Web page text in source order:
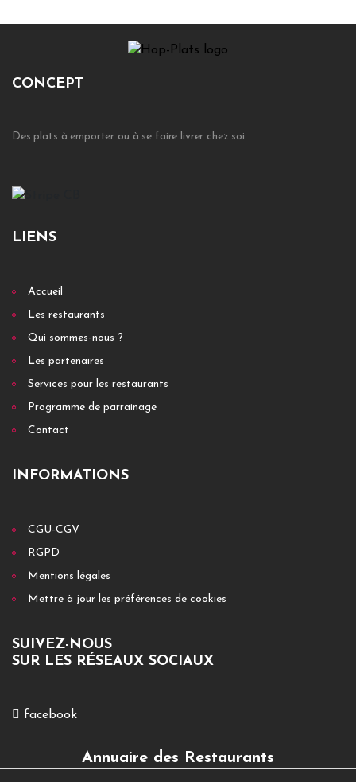
CONCEPT
Des plats à emporter ou à se faire livrer chez soi
LIENS
Accueil
Les restaurants
Qui sommes-nous ?
Les partenaires
Services pour les restaurants
Programme de parrainage
Contact
INFORMATIONS
CGU-CGV
RGPD
Mentions légales
Mettre à jour les préférences de cookies
SUIVEZ-NOUS
SUR LES RÉSEAUX SOCIAUX
facebook
Annuaire des Restaurants